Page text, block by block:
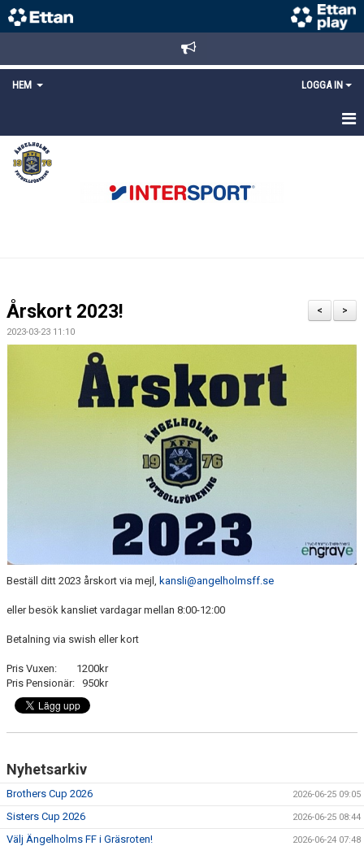
HEM LOGGA IN
STARTSIDA
NYHETER
LÄNKAR
MEDLEMS OCH TRÄNINGSAVGIFTER
>
<
Årskort 2023!
2023-03-23 11:10
Beställ ditt 2023 årskort via mejl, kansli@angelholmsff.se
eller besök kansliet vardagar mellan 8:00-12:00
Betalning via swish eller kort
Pris Vuxen: 1200kr
Pris Pensionär: 950kr
Nyhetsarkiv
Brothers Cup 2026 2026-06-25 09:05
Sisters Cup 2026 2026-06-25 08:44
Välj Ängelholms FF i Gräsroten! 2026-06-24 07:48